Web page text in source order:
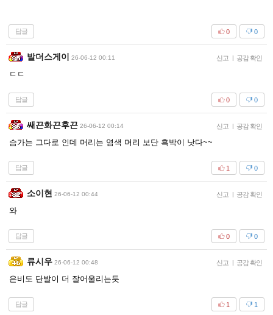
답글 0
0
발더스게이 26-06-12 00:11 신고 | 공감 확인
ㄷㄷ
답글 0
0
쌔끈화끈후끈 26-06-12 00:14 신고 | 공감 확인
슴가는 그다로 인데 머리는 염색 머리 보단 흑박이 낫다~~
답글 0
1
소이현 26-06-12 00:44 신고 | 공감 확인
와
답글 0
0
류시우 26-06-12 00:48 신고 | 공감 확인
은비도 단발이 더 잘어울리는듯
답글 1
1